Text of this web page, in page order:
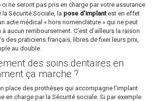
ne seront pas pris en charge par votre assurance
Sécurité Sociale, la pose d’implantest en effet
acte médical « hors nomenclature » qui ne peut
aucun remboursement. C’est d’ailleurs la raison
des praticiens français, libres de fixer leurs prix,
au double.
des soins dentaires en
ça marche ?
place des prothèses qui accompagne l’implant
en charge par la Sécurité sociale. Si par exemple